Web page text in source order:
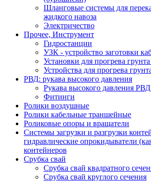
Шланговые системы для
жидкого навоза
Электричество
Прочее, Инструмент
Гидростанции
УЗК - устройство заготовки
Установки для прогрева
Устройства для прогрева
РВД: рукава высокого давления
Рукава высокого давления
Фитинги
Ролики воздушные
Ролики кабельные траншейные
Роликовые опоры и вращатели
Системы загрузки и разгрузки
гидравлические опрокидыватели
контейнеров
Срубка свай
Срубка свай квадратного
Срубка свай круглого сечения